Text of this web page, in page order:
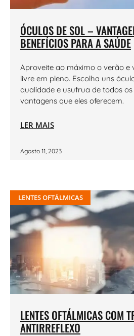
ÓCULOS DE SOL –
BENEFÍCIOS PARA A SAÚDE
Aproveite ao máximo o verão e
livre em pleno. Escolha uns
qualidade e usufrua de todos
vantagens que eles oferecem.
LER MAIS
Agosto 11, 2023
LENTES OFTÁLMICAS
LENTES OFTÁLMICAS COM
ANTIRREFLEXO